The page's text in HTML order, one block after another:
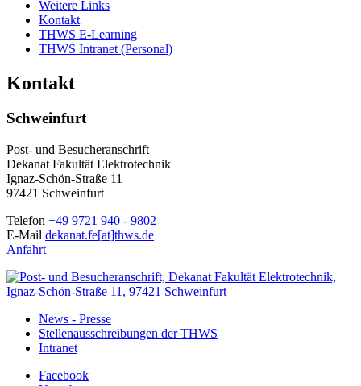
Weitere Links
Kontakt
THWS E-Learning
THWS Intranet (Personal)
Kontakt
Schweinfurt
Post- und Besucheranschrift
Dekanat Fakultät Elektrotechnik
Ignaz-Schön-Straße 11
97421 Schweinfurt
Telefon +49 9721 940 - 9802
E-Mail dekanat.fe[at]thws.de
Anfahrt
News - Presse
Stellenausschreibungen der THWS
Intranet
Facebook